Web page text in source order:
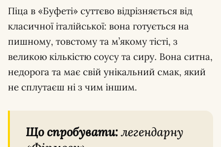
Піца в «Буфеті» суттєво відрізняється від
класичної італійської: вона готується на
пишному, товстому та м’якому тісті, з
великою кількістю соусу та сиру. Вона ситна,
недорога та має свій унікальний смак, який
не сплутаєш ні з чим іншим.
Що спробувати:легендарну